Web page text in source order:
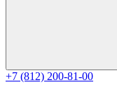
+7 (812) 200-81-00